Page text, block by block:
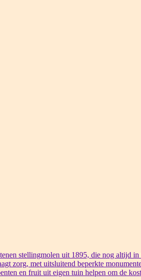
stellingmolen uit 1895, die nog altijd
zorg, met uitsluitend beperkte
en fruit uit eigen tuin helpen om de